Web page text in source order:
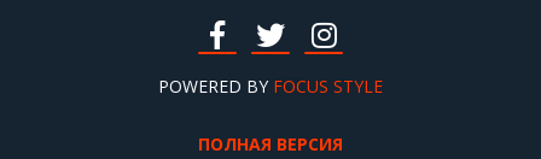
Морских ежей купитьPOWERED BY FOCUS STYLE
ПОЛНАЯ ВЕРСИЯ